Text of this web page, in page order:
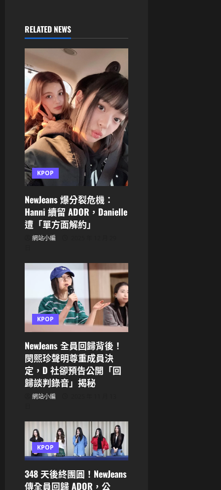
i
g
a
t
i
o
n
RELATED NEWS
KPOP
NewJeans 爆分裂危機：
Hanni 續留 ADOR，Danielle
遭「單方面解約」
網站小編
KPOP
NewJeans 全員回歸背後！
閔熙珍聲明尊重成員決
定，D 社卻預告公開「回
歸談判錄音」揭秘
網站小編
KPOP
348 天後終團圓！NewJeans
傳全員回歸 ADOR，公